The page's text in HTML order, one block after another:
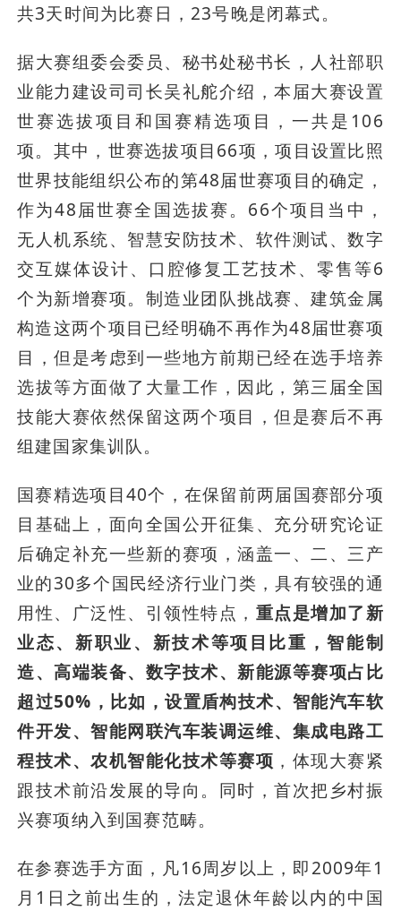
共3天时间为比赛日，23号晚是闭幕式。
据大赛组委会委员、秘书处秘书长，人社部职
业能力建设司司长吴礼舵介绍，本届大赛设置
世赛选拔项目和国赛精选项目，一共是106
项。其中，世赛选拔项目66项，项目设置比照
世界技能组织公布的第48届世赛项目的确定，
作为48届世赛全国选拔赛。66个项目当中，
无人机系统、智慧安防技术、软件测试、数字
交互媒体设计、口腔修复工艺技术、零售等6
个为新增赛项。制造业团队挑战赛、建筑金属
构造这两个项目已经明确不再作为48届世赛项
目，但是考虑到一些地方前期已经在选手培养
选拔等方面做了大量工作，因此，第三届全国
技能大赛依然保留这两个项目，但是赛后不再
组建国家集训队。
国赛精选项目40个，在保留前两届国赛部分项
目基础上，面向全国公开征集、充分研究论证
后确定补充一些新的赛项，涵盖一、二、三产
业的30多个国民经济行业门类，具有较强的通
用性、广泛性、引领性特点， 重点是增加了新
业态、新职业、新技术等项目比重，智能制
造、高端装备、数字技术、新能源等赛项占比
超过50%，比如，设置盾构技术、智能汽车软
件开发、智能网联汽车装调运维、集成电路工
程技术、农机智能化技术等赛项 ，体现大赛紧
跟技术前沿发展的导向。同时，首次把乡村振
兴赛项纳入到国赛范畴。
在参赛选手方面，凡16周岁以上，即2009年1
月1日之前出生的，法定退休年龄以内的中国